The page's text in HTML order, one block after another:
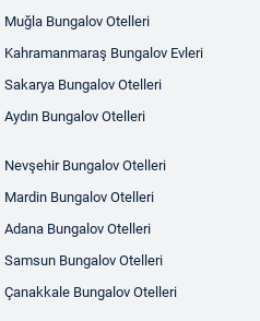
Muğla Bungalov Otelleri
Kahramanmaraş Bungalov Evleri
Sakarya Bungalov Otelleri
Aydın Bungalov Otelleri
Nevşehir Bungalov Otelleri
Mardin Bungalov Otelleri
Adana Bungalov Otelleri
Samsun Bungalov Otelleri
Çanakkale Bungalov Otelleri